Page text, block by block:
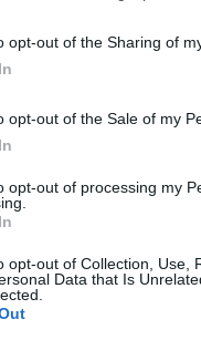
por no participar en la
en la Lista de participantes
opt-out of the Sharing of
opt-out of the Sale of my
opt-out of processing my
opt-out of Collection, Use,
Data that Is
ha